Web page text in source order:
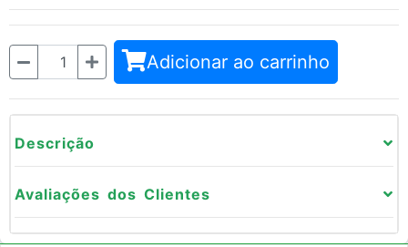
Quantidade Adicionar ao carrinho
Descrição
Avaliações dos Clientes